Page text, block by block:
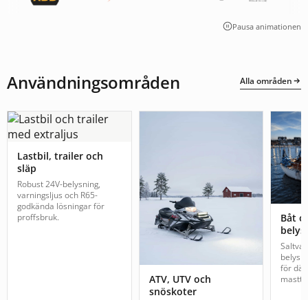
Pausa animationen
Användningsområden Alla områden
Lastbil, trailer och
släp
Robust 24V-belysning,
varningsljus och R65-
godkända lösningar för
proffsbruk.
ATV, UTV och
snöskoter
Båt
för